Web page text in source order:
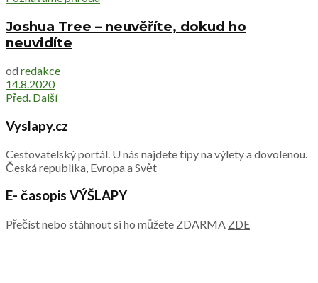
Joshua Tree – neuvěříte, dokud ho
neuvidíte
od redakce
14.8.2020
Před. Další
Vyslapy.cz
Cestovatelský portál. U nás najdete tipy na výlety a dovolenou.
Česká republika, Evropa a Svět
E- časopis VÝŠLAPY
Přečíst nebo stáhnout si ho můžete ZDARMA ZDE